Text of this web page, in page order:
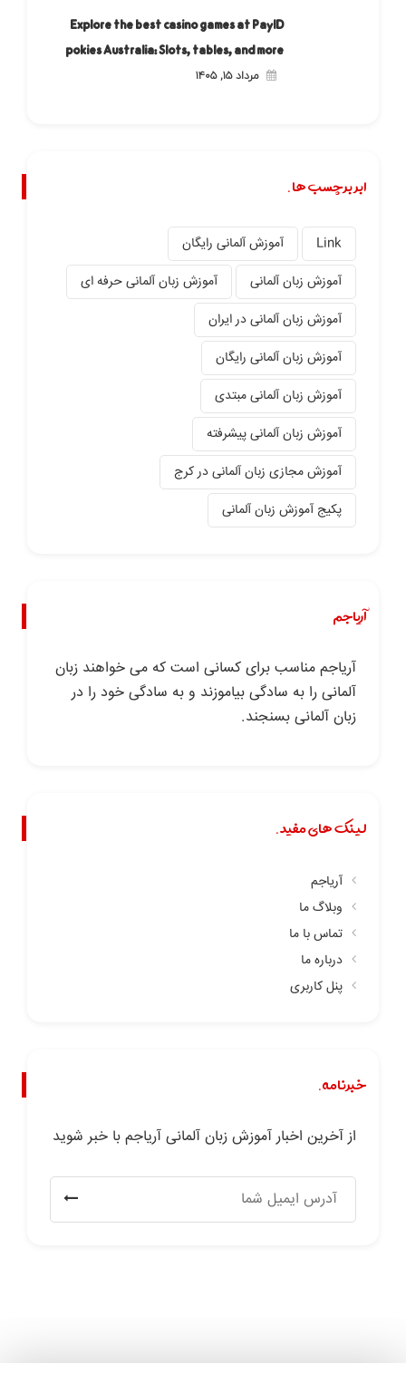
Explore the best casino games at PayID
pokies Australia: Slots, tables, and more
مرداد ۱۵, ۱۴۰۵
ابر برچسب ها.
Link
آموزش آلمانی رایگان
آموزش زبان آلمانی
آموزش زبان آلمانی حرفه ای
آموزش زبان آلمانی در ایران
آموزش زبان آلمانی رایگان
آموزش زبان آلمانی مبتدی
آموزش زبان آلمانی پیشرفته
آموزش مجازی زبان آلمانی در کرج
پکیج آموزش زبان آلمانی
آریاجم
آریاجم مناسب برای کسانی است که می خواهند زبان
آلمانی را به سادگی بیاموزند و به سادگی خود را در
زبان آلمانی بسنجند.
لینک های مفید.
آریاجم
وبلاگ ما
تماس با ما
درباره ما
پنل کاربری
خبرنامه.
از آخرین اخبار آموزش زبان آلمانی آریاجم با خبر شوید